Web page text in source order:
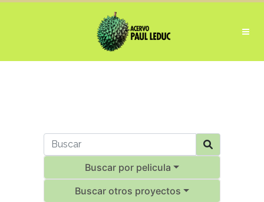
Buscar por pelicula
Buscar otros proyectos